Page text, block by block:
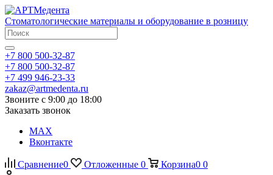
Стоматологические материалы и оборудование в розницу
+7 800 500-32-87
+7 800 500-32-87
+7 499 946-23-33
zakaz@artmedenta.ru
Звоните с 9:00 до 18:00
Заказать звонок
MAX
Вконтакте
Сравнение0 Отложенные 0 Корзина0 0